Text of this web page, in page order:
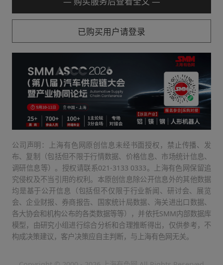
已购买用户请登录
公司声明：上海有色网原创信息未经书面授权，禁止传播、发
布、复制（包括但不限于行情数据、价格信息、市场统计信息、
调研信息等）。授权请联系021-3133 0333。上海有色网保留追
究侵权及不当引用的权利。本原创信息除公开信息外的其他数据
均是基于公开信息（包括但不仅限于行业新闻、研讨会、展览
会、企业财报、券商报告、国家统计局数据、海关进出口数据、
各大协会和机构公布的各类数据等等），并依托SMM内部数据库
模型，由研究小组进行综合分析和合理推断得出，仅供参考，不
构成决策建议，客户决策应自主判断，与上海有色网无关。